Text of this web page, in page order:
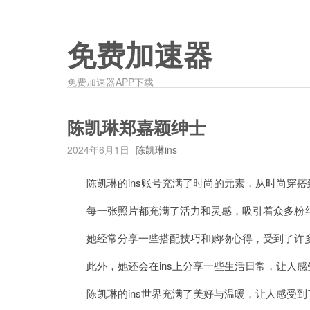
免费加速器
免费加速器APP下载
陈凯琳郑嘉颖绅士
2024年6月1日 陈凯琳ins
陈凯琳的ins账号充满了时尚的元素，从时尚穿搭
每一张照片都充满了活力和灵感，吸引着众多粉
她经常分享一些搭配技巧和购物心得，受到了许
此外，她还会在ins上分享一些生活日常，让人感
陈凯琳的ins世界充满了美好与温暖，让人感受到